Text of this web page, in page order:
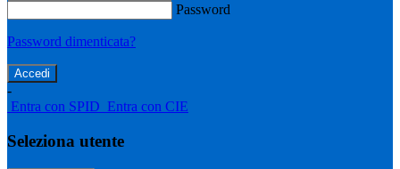
Password
Password dimenticata?
-
Entra con SPID Entra con CIE
Seleziona utente